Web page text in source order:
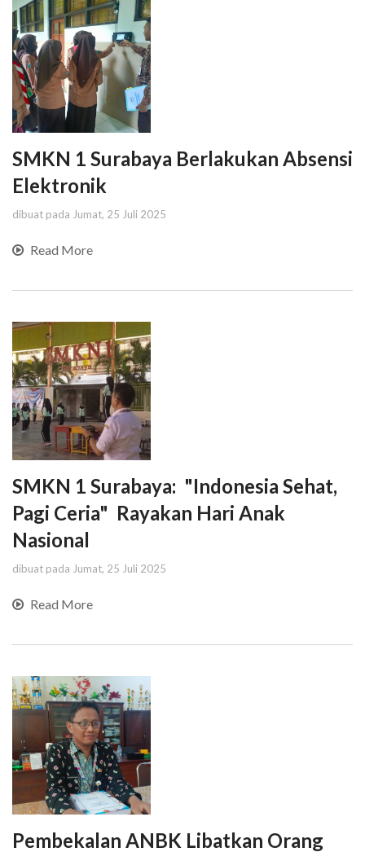
SMKN 1 Surabaya Berlakukan Absensi
Elektronik
dibuat pada Jumat, 25 Juli 2025
Read More
SMKN 1 Surabaya: "Indonesia Sehat,
Pagi Ceria" Rayakan Hari Anak
Nasional
dibuat pada Jumat, 25 Juli 2025
Read More
Pembekalan ANBK Libatkan Orang